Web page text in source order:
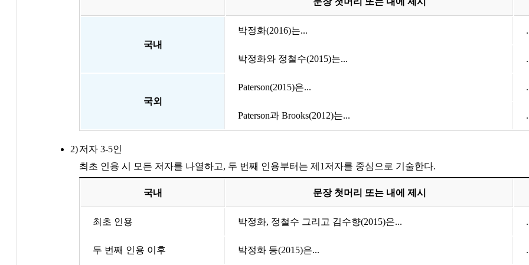
국내
박정화(2016)는...
박정화와 정철수(2015)는...
국외
Paterson(2015)은...
Paterson과 Brooks(2012)는...
저자 3-5인
최초 인용 시 모든 저자를 나열하고, 두 번째 인용부터는 제1저자를 중심으로 기술한다.
국내 문장 첫머리 또는 내에 제시
최초 인용 박정화, 정철수 그리고 김수향(2015)은...
두 번째 인용 이후 박정화 등(2015)은...